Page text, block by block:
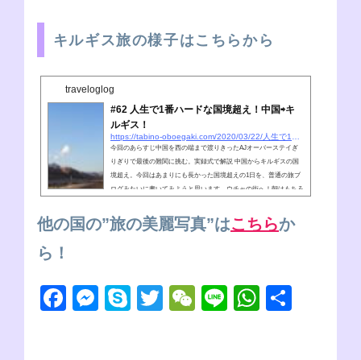
キルギス旅の様子はこちらから
traveloglog
#62 人生で1番ハードな国境超え！中国⇨キ
ルギス！
今回のあらすじ中国を西の端まで渡りきったAJオーバーステイぎ
りぎりで最後の難関に挑む。実録式で解説 中国からキルギスの国
境超え。今回はあまりにも長かった国境超えの1日を、普通の旅ブ
ログみたいに書いてみようと思います。ウチャの街へ！朝はもちろ
ます。行き方は前日に宿泊したホステルのオーナーに聞いていた通
り、乗り合いバスで向かいました。地元民にまざり越境のためにウ
他の国の”旅の美麗写真”はこちらか
ら！
F
M
S
T
W
Li
W